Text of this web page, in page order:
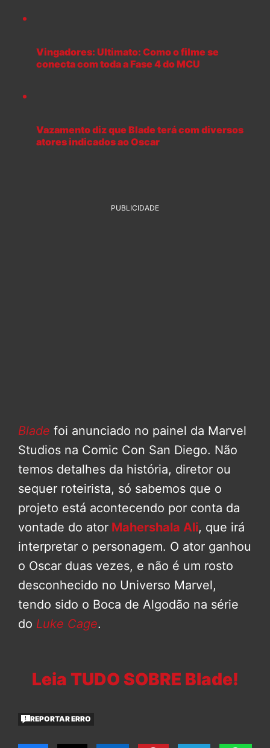
Vingadores: Ultimato: Como o filme se
conecta com toda a Fase 4 do MCU
Vazamento diz que Blade terá com diversos
atores indicados ao Oscar
PUBLICIDADE
Blade foi anunciado no painel da Marvel
Studios na Comic Con San Diego. Não
temos detalhes da história, diretor ou
sequer roteirista, só sabemos que o
projeto está acontecendo por conta da
vontade do ator Mahershala Ali, que irá
interpretar o personagem. O ator ganhou
o Oscar duas vezes, e não é um rosto
desconhecido no Universo Marvel,
tendo sido o Boca de Algodão na série
do Luke Cage.
Leia TUDO SOBRE Blade!
REPORTAR ERRO